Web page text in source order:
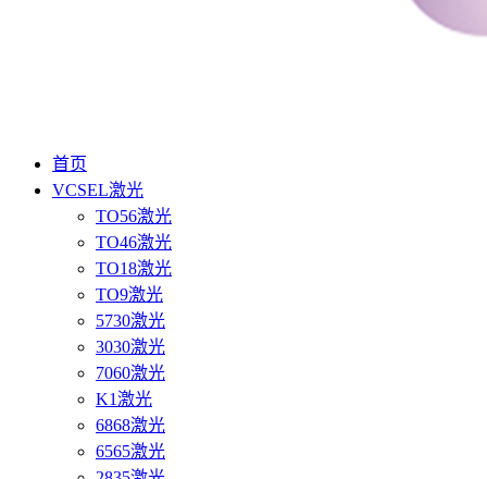
首页
VCSEL激光
TO56激光
TO46激光
TO18激光
TO9激光
5730激光
3030激光
7060激光
K1激光
6868激光
6565激光